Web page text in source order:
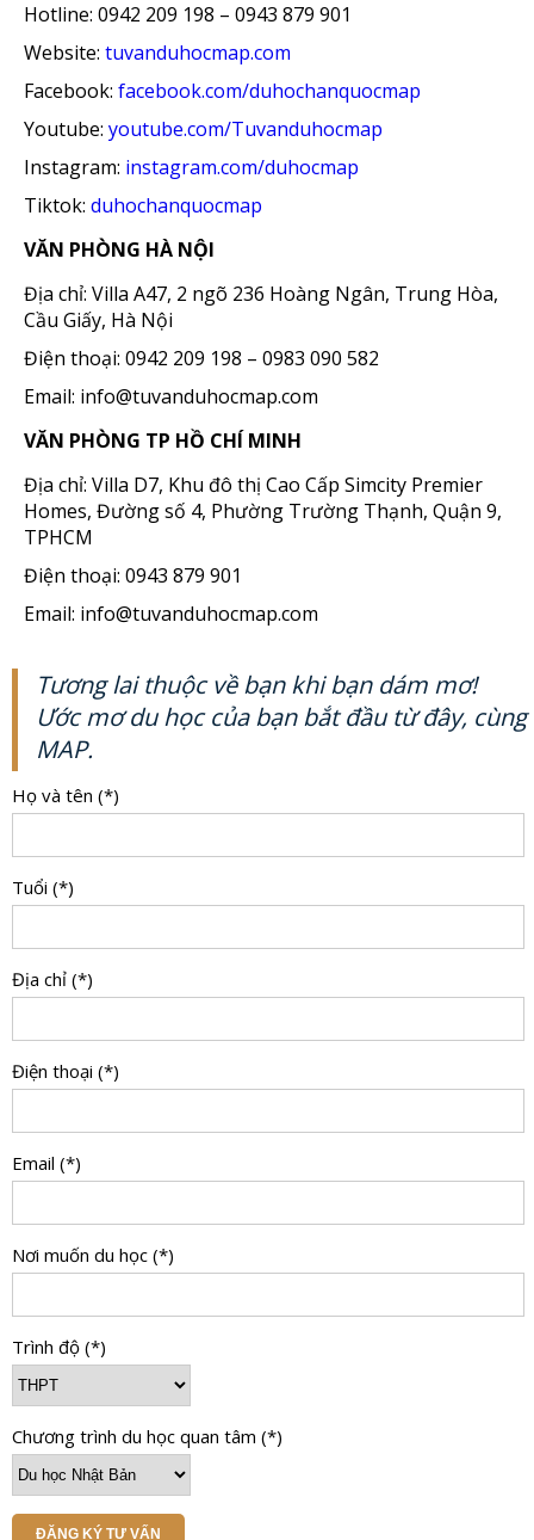
Hotline: 0942 209 198 – 0943 879 901
Website: tuvanduhocmap.com
Facebook: facebook.com/duhochanquocmap
Youtube: youtube.com/Tuvanduhocmap
Instagram: instagram.com/duhocmap
Tiktok: duhochanquocmap
VĂN PHÒNG HÀ NỘI
Địa chỉ: Villa A47, 2 ngõ 236 Hoàng Ngân, Trung Hòa,
Cầu Giấy, Hà Nội
Điện thoại: 0942 209 198 – 0983 090 582
Email: info@tuvanduhocmap.com
VĂN PHÒNG TP HỒ CHÍ MINH
Địa chỉ: Villa D7, Khu đô thị Cao Cấp Simcity Premier
Homes, Đường số 4, Phường Trường Thạnh, Quận 9,
TPHCM
Điện thoại: 0943 879 901
Email: info@tuvanduhocmap.com
Tương lai thuộc về bạn khi bạn dám mơ!
Ước mơ du học của bạn bắt đầu từ đây, cùng
MAP.
Họ và tên (*)
Tuổi (*)
Địa chỉ (*)
Điện thoại (*)
Email (*)
Nơi muốn du học (*)
Trình độ (*)
Chương trình du học quan tâm (*)
ĐĂNG KÝ TƯ VẤN